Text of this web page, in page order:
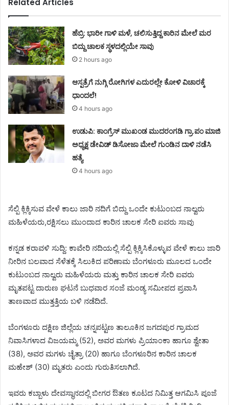
Related Articles
ಹೆಬ್ರಿ: ಭಾರೀ ಗಾಳಿ ಮಳೆ, ಚಲಿಸುತ್ತಿದ್ದ ಕಾರಿನ ಮೇಲೆ ಮರ
ಬಿದ್ದು ಚಾಲಕ ಸ್ಥಳದಲ್ಲಿಯೇ ಸಾವು
2 hours ago
ಆಸ್ಪತ್ರೆಗೆ ನುಗ್ಗಿ ರೋಗಿಗಳ ಎದುರಲ್ಲೇ ಕೋಳಿ ವಿಚಾರಕ್ಕೆ
ಧಾಂದಲೆ!
4 hours ago
ಉಡುಪಿ: ಕಾಂಗ್ರೆಸ್‌ ಮುಖಂಡ ಮುದರಂಗಡಿ ಗ್ರಾ.ಪಂ ಮಾಜಿ
ಅಧ್ಯಕ್ಷ ಡೇವಿಡ್‌ ಡಿಸೋಜಾ ಮೇಲೆ ಗುಂಡಿನ ದಾಳಿ ನಡೆಸಿ
ಹತ್ಯೆ
4 hours ago
ಸೆಲ್ಪಿ ಕ್ಲಿಕ್ಕಿಸುವ ವೇಳೆ ಕಾಲು ಜಾರಿ ನದಿಗೆ ಬಿದ್ದು ಒಂದೇ ಕುಟುಂಬದ ನಾಲ್ವರು
ಮಹಿಳೆಯರು,ರಕ್ಷಿಸಲು ಮುಂದಾದ ಕಾರಿನ ಚಾಲಕ ಸೇರಿ ಐವರು ಸಾವು
ಕನ್ನಡ ಕರಾವಳಿ ಸುದ್ದಿ: ಕಾವೇರಿ ನದಿಯಲ್ಲಿ ಸೆಲ್ಪಿ ಕ್ಲಿಕ್ಕಿಸಿಕೊಳ್ಳುವ ವೇಳೆ ಕಾಲು ಜಾರಿ
ನೀರಿನ ಬಲವಾದ ಸೆಳೆತಕ್ಕೆ ಸಿಲುಕಿದ ಪರಿಣಾಮ ಬೆಂಗಳೂರು ಮೂಲದ ಒಂದೇ
ಕುಟುಂಬದ ನಾಲ್ವರು ಮಹಿಳೆಯರು ಮತ್ತು ಕಾರಿನ ಚಾಲಕ ಸೇರಿ ಐವರು
ಮೃತಪಟ್ಟ ದಾರುಣ ಘಟನೆ ಬುಧವಾರ ಸಂಜೆ ಮಂಡ್ಯ ಸಮೀಪದ ಪ್ರವಾಸಿ
ತಾಣವಾದ ಮುತ್ತತ್ತಿಯ ಬಳಿ ನಡೆದಿದೆ.
ಬೆಂಗಳೂರು ದಕ್ಷಿಣ ಜಿಲ್ಲೆಯ ಚನ್ನಪಟ್ಟಣ ತಾಲೂಕಿನ ಜಗದಪುರ ಗ್ರಾಮದ
ನಿವಾಸಿಗಳಾದ ವಿಜಯಮ್ಮ (52), ಅವರ ಮಗಳು ಪ್ರಿಯಾಂಕಾ ಹಾಗೂ ಶ್ವೇತಾ
(38), ಅವರ ಮಗಳು ಚೈತ್ರಾ (20) ಹಾಗೂ ಬೆಂಗಳೂರಿನ ಕಾರಿನ ಚಾಲಕ
ಮಹೇಶ್ (30) ಮೃತರು ಎಂದು ಗುರುತಿಸಲಾಗಿದೆ.
ಇವರು ಕಬ್ಬಾಳು ದೇವಸ್ಥಾನದಲ್ಲಿ ಬೀಗರ ಔತಣ ಕೂಟದ ನಿಮಿತ್ತ ಆಗಮಿಸಿ ಪೂಜೆ